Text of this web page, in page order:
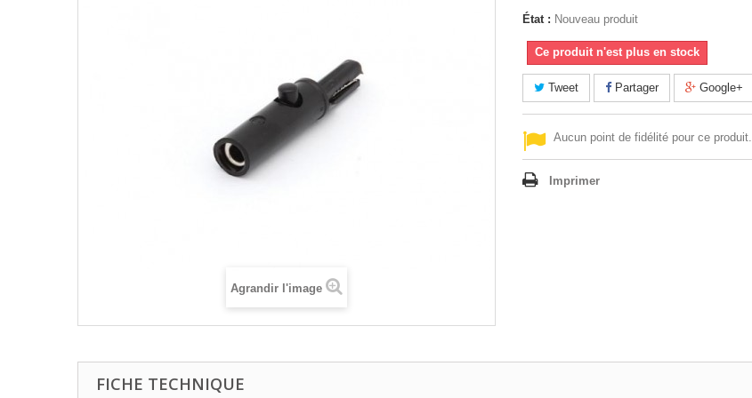
Agrandir l'image
État : Nouveau produit
Ce produit n'est plus en stock
Tweet Partager Google+
Aucun point de fidélité pour ce produit.
Imprimer
FICHE TECHNIQUE